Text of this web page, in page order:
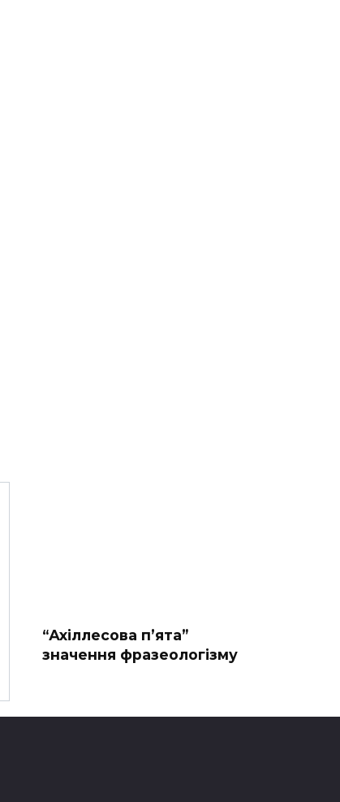
“Ахіллесова п’ята”
значення фразеологізму